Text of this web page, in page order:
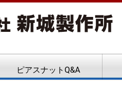
リンチボルト、フ
ピアスナットQ&A